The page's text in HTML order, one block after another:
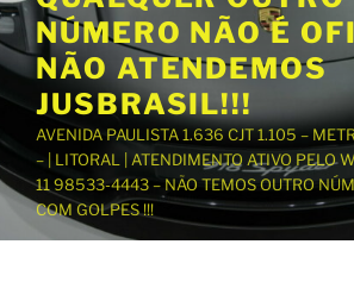
c
o
n
t
ú
d
NÚMERO NÃO É
NÃO ATENDEMOS
JUSBRASIL!!!
AVENIDA PAULISTA 1.636 CJT 1.105 –
– | LITORAL | ATENDIMENTO ATIVO PELO
11 98533-4443 – NÃO TEMOS OUTRO
COM GOLPES !!!